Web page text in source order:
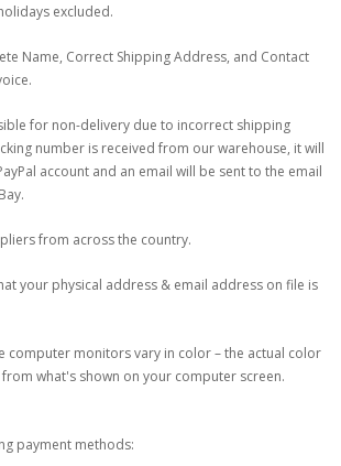
excluded.
Name, Correct Shipping Address, and Contact
for non-delivery due to incorrect shipping
number is received from our warehouse, it will
account and an email will be sent to the email
from across the country.
your physical address & email address on file is
computer monitors vary in color – the actual color
what's shown on your computer screen.
payment methods: